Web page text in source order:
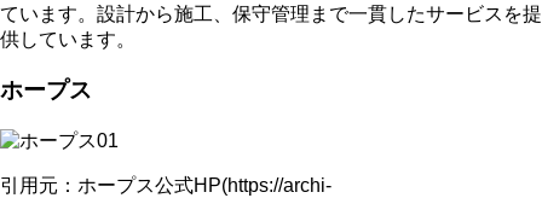
ています。設計から施工、保守管理まで一貫したサービスを提
供しています。
ホープス
引用元：ホープス公式HP(https://archi-